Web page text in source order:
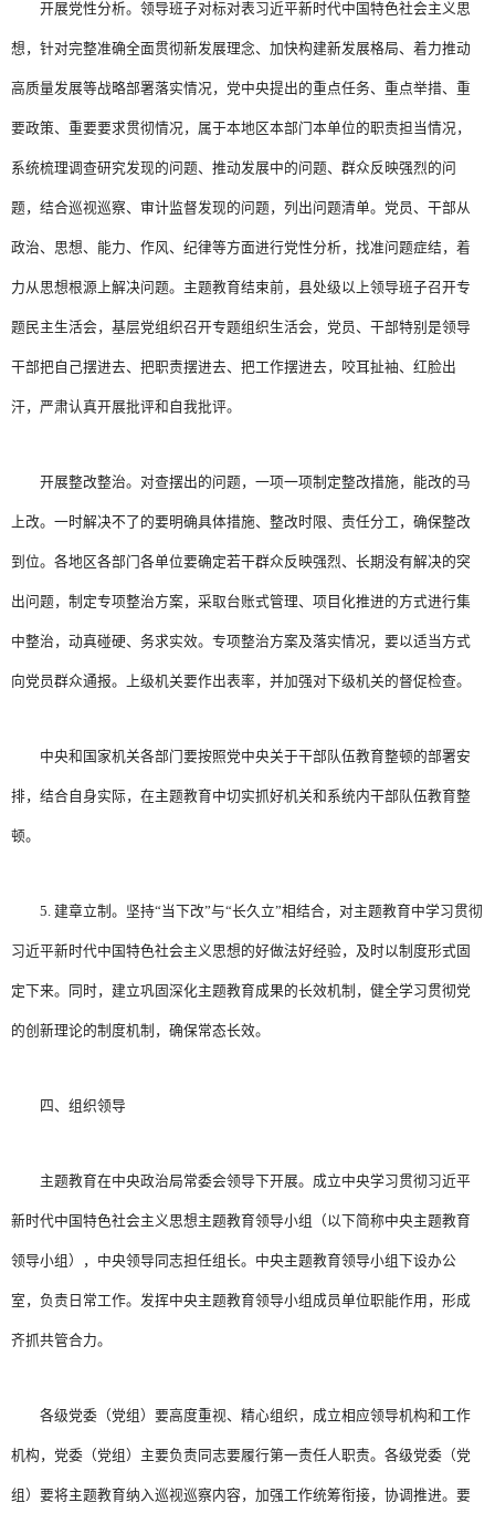
开展党性分析。领导班子对标对表习近平新时代中国特色社会主义思
想，针对完整准确全面贯彻新发展理念、加快构建新发展格局、着力推动
高质量发展等战略部署落实情况，党中央提出的重点任务、重点举措、重
要政策、重要要求贯彻情况，属于本地区本部门本单位的职责担当情况，
系统梳理调查研究发现的问题、推动发展中的问题、群众反映强烈的问
题，结合巡视巡察、审计监督发现的问题，列出问题清单。党员、干部从
政治、思想、能力、作风、纪律等方面进行党性分析，找准问题症结，着
力从思想根源上解决问题。主题教育结束前，县处级以上领导班子召开专
题民主生活会，基层党组织召开专题组织生活会，党员、干部特别是领导
干部把自己摆进去、把职责摆进去、把工作摆进去，咬耳扯袖、红脸出
汗，严肃认真开展批评和自我批评。
开展整改整治。对查摆出的问题，一项一项制定整改措施，能改的马
上改。一时解决不了的要明确具体措施、整改时限、责任分工，确保整改
到位。各地区各部门各单位要确定若干群众反映强烈、长期没有解决的突
出问题，制定专项整治方案，采取台账式管理、项目化推进的方式进行集
中整治，动真碰硬、务求实效。专项整治方案及落实情况，要以适当方式
向党员群众通报。上级机关要作出表率，并加强对下级机关的督促检查。
中央和国家机关各部门要按照党中央关于干部队伍教育整顿的部署安
排，结合自身实际，在主题教育中切实抓好机关和系统内干部队伍教育整
顿。
5. 建章立制。坚持“当下改”与“长久立”相结合，对主题教育中学习贯彻
习近平新时代中国特色社会主义思想的好做法好经验，及时以制度形式固
定下来。同时，建立巩固深化主题教育成果的长效机制，健全学习贯彻党
的创新理论的制度机制，确保常态长效。
四、组织领导
主题教育在中央政治局常委会领导下开展。成立中央学习贯彻习近平
新时代中国特色社会主义思想主题教育领导小组（以下简称中央主题教育
领导小组），中央领导同志担任组长。中央主题教育领导小组下设办公
室，负责日常工作。发挥中央主题教育领导小组成员单位职能作用，形成
齐抓共管合力。
各级党委（党组）要高度重视、精心组织，成立相应领导机构和工作
机构，党委（党组）主要负责同志要履行第一责任人职责。各级党委（党
组）要将主题教育纳入巡视巡察内容，加强工作统筹衔接，协调推进。要